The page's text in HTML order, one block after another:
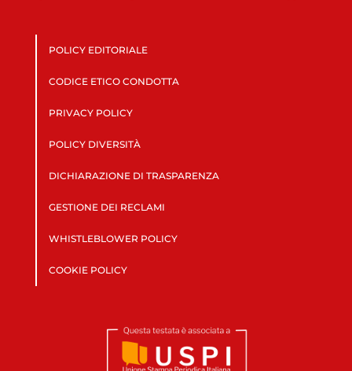
POLICY EDITORIALE
CODICE ETICO CONDOTTA
PRIVACY POLICY
POLICY DIVERSITÀ
DICHIARAZIONE DI TRASPARENZA
GESTIONE DEI RECLAMI
WHISTLEBLOWER POLICY
COOKIE POLICY